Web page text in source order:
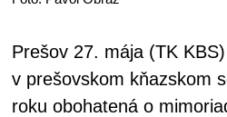
Prešov 27. mája (TK
v prešovskom kňazskom
roku obohatená o